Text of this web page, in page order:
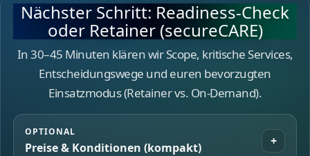
Nächster Schritt: Readiness‑Check
oder Retainer (secureCARE)
In 30–45 Minuten klären wir Scope, kritische Services,
Entscheidungswege und euren bevorzugten
Einsatzmodus (Retainer vs. On‑Demand).
OPTIONAL
Preise & Konditionen (kompakt) +